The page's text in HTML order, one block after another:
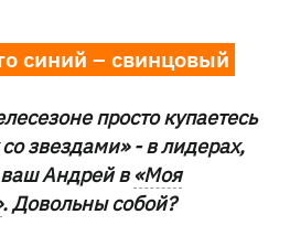
синий – свинцовый
просто купаетесь
звездами» - в лидерах,
ваш Андрей в«Моя
. Довольны собой?